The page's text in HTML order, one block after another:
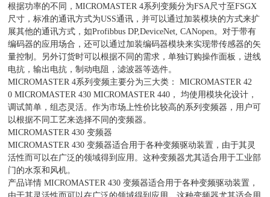
根据功率的不同，MICROMASTER 4系列变频分为FSA尺寸至FSGX
尺寸，标准的通讯方式为USS通讯，并可以通过加装模块的方式来扩
展其他的通讯方式，如Profibbus DP,DeviceNet, CANopen。对于带有
编码器的应用场合，还可以通过加装编码器模块来实现带传感器的矢
量控制。另外订货时可以根据不同的需求，单独订购操作面板，进线
电抗，输出电抗，制动电阻，滤波器等选件。
MICROMASTER 4系列变频主要分为三大类： MICROMASTER 42
0 MICROMASTER 430 MICROMASTER 440， 均使用模块化设计，
调试简单，组态灵活。作为市场上性价比较高的系列变频器，用户可
以根据不同工艺来选择不同的变频器。
MICROMASTER 430 变频器
MICROMASTER 430 变频器适合用于各种变频驱动装置，由于其灵
活性而可以在广泛的领域得到应用。这种变频器尤其适合用于工业部
门的水泵和风机。
产品详情 MICROMASTER 430 变频器适合用于各种变频驱动装置，